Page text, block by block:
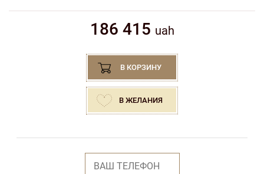
186 415 uah
В КОРЗИНУ
В ЖЕЛАНИЯ